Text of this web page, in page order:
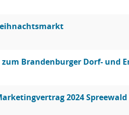
Brandenburger Dorf- und
2024